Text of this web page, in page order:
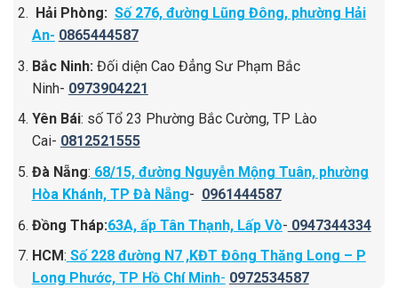
Hải Phòng: Số 276, đường Lũng Đông, phường Hải
An- 0865444587
Bắc Ninh: Đối diện Cao Đẳng Sư Phạm Bắc
Ninh- 0973904221
Yên Bái: số Tổ 23 Phường Bắc Cường, TP Lào
Cai- 0812521555
Đà Nẵng: 68/15, đường Nguyễn Mộng Tuân, phường
Hòa Khánh, TP Đà Nẵng- 0961444587
Đồng Tháp:63A, ấp Tân Thạnh, Lấp Vò- 0947344334
HCM: Số 228 đường N7 ,KĐT Đông Thăng Long – P
Long Phước, TP Hồ Chí Minh- 0972534587